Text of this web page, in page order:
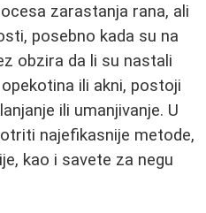
zarastanja rana, ali
posebno kada su na
obzira da li su nastali
ili akni, postoji
ili umanjivanje. U
najefikasnije metode,
kao i savete za negu